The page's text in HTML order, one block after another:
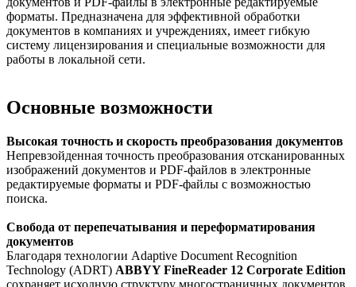
форматы. Предназначена для эффективной обработки
документов в компаниях и учреждениях, имеет гибкую
систему лицензирования и специальные возможности для
работы в локальной сети.
Основные возможности
Высокая точность и скорость преобразования документов
Непревзойденная точность преобразования отсканированных
изображений документов и PDF-файлов в электронные
редактируемые форматы и PDF-файлы с возможностью
поиска.
Свобода от перепечатывания и переформатирования
документов
Благодаря технологии Adaptive Document Recognition
Technology (ADRT) ABBYY FineReader 12 Corporate Edition
сохраняет исходную структуру многостраничных документов,